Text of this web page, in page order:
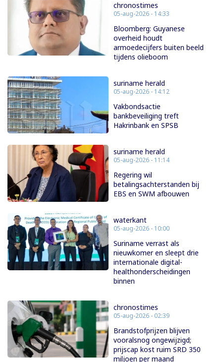
chronostimes
05-aug-2026 - 14:33
Bloomberg: Guyanese
overheid houdt
armoedecijfers buiten beeld
tijdens olieboom
suriname herald
05-aug-2026 - 14:12
Vakbondsactie
bankbeveiliging treft
Hakrinbank en SPSB
suriname herald
05-aug-2026 - 11:14
Regering wil
betalingsachterstanden bij
EBS en SWM afbouwen
waterkant
05-aug-2026 - 10:00
Suriname verrast als
nieuwkomer en sleept drie
internationale digital-
healthonderscheidingen
binnen
chronostimes
05-aug-2026 - 02:39
Brandstofprijzen blijven
vooralsnog ongewijzigd;
prijscap kost ruim SRD 350
miljoen per maand